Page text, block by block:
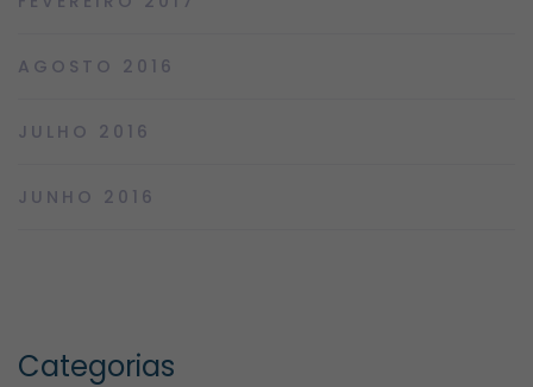
AGOSTO 2016
JULHO 2016
JUNHO 2016
Categorias